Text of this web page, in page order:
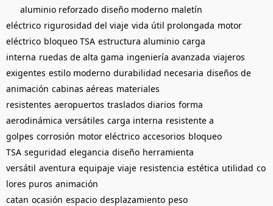
aluminio reforzado diseño moderno maletín
eléctrico rigurosidad del viaje vida útil prolongada motor
eléctrico bloqueo TSA estructura aluminio carga
interna ruedas de alta gama ingeniería avanzada viajeros
exigentes estilo moderno durabilidad necesaria diseños de
animación cabinas aéreas materiales
resistentes aeropuertos traslados diarios forma
aerodinámica versátiles carga interna resistente a
golpes corrosión motor eléctrico accesorios bloqueo
TSA seguridad elegancia diseño herramienta
versátil aventura equipaje viaje resistencia estética utilidad co
lores puros animación
catan ocasión espacio desplazamiento peso